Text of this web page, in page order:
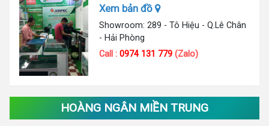
Xem bản đồ
Showroom: 289 - Tô Hiệu - Q.Lê Chân
- Hải Phòng
Call :0974 131 779 (Zalo)
HOÀNG NGÂN MIỀN TRUNG